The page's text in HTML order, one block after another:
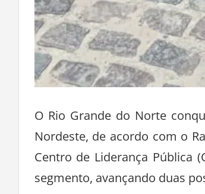
O Rio Grande do Norte
Nordeste, de acordo com o
Centro de Liderança Pública
segmento, avançando duas